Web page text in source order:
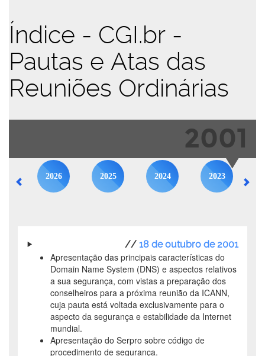
Índice - CGI.br -
Pautas e Atas das
Reuniões Ordinárias
2001
2026 2025 2024 2023
// 18 de outubro de 2001
Apresentação das principais características do
Domain Name System (DNS) e aspectos relativos
a sua segurança, com vistas a preparação dos
conselheiros para a próxima reunião da ICANN,
cuja pauta está voltada exclusivamente para o
aspecto da segurança e estabilidade da Internet
mundial.
Apresentação do Serpro sobre código de
procedimento de segurança.